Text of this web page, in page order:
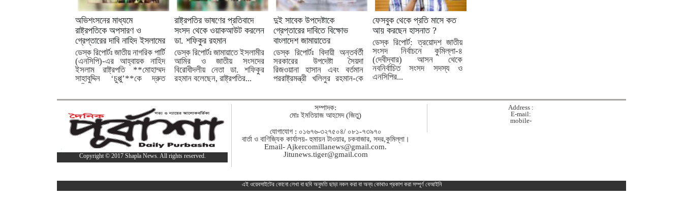
অভিশংসনের মাধ্যমে
রাষ্ট্রপতিকে অপসারণ ও
গ্রেপ্তারের দাবি নাহিদ ইসলামের
ডেস্ক রিপোর্টঃ জাতীয় নাগরিক পার্টি
(এনসিপি)-এর আহ্বায়ক নাহিদ
ইসলাম রাষ্ট্রপতি **মোহাম্মদ
সাহাবুদ্দিন ‘চুপ্পু’**কে দ্রুত
অভিশংসনের...
রাষ্ট্রপতির ভাষণের প্রতিবাদে
সংসদ থেকে ওয়াকআউট করলেন
ডা. শফিকুর রহমান
ডেস্ক রিপোর্টঃ জামায়াতে ইসলামীর
আমির ও জাতীয় সংসদের
বিরোধীদলীয় নেতা ডা. শফিকুর
রহমান বলেছেন, রাষ্ট্রপতির...
দুই সাবেক উপদেষ্টাকে
গ্রেপ্তারের দাবিতে বিক্ষোভ
বাংলাদেশ জামায়াতের
ডেস্ক রিপোর্টঃ বিদায়ী অন্তর্বর্তী
সরকারের উপদেষ্টা সৈয়দা
রিজওয়ানা হাসান এবং বর্তমান
পররাষ্ট্রমন্ত্রী খলিলুর রহমান-কে
ফেসবুক থেকে প্রতি মাসে কত
আয় করছেন হাসনাত ?
ডেস্ক রিপোর্ট: ত্রয়োদশ জাতীয়
সংসদ নির্বাচনে কুমিল্লা-৪
(দেবীদ্বার) আসন থেকে
নবনির্বাচিত সংসদ সদস্য ও
এনসিপির...
ব্রাহ্মণবাড়িয়ায় লুডু খেলাকে কেন্দ্র
স্বামীর অক্ষত মরদেহ
Copyright © 2017 Shapla News. All rights reserved.
সম্পাদক:
মোঃ ইমতিয়াজ আহমেদ (জিতু)
যোগাযোগ : ০১৬৭৬-৩২৭৫০৪/ ০৮১-৭৩৯৭০
বার্তা ও বাণিজ্যিক কার্যালয়- হুমায়ন টাওয়ার, চকবাজার, সদর,কুমিল্লা।
Email- Ajkercomillanews@gmail.com.
Jitunews.tiger@gmail.com
Address :
E-mail:
mobile-
এই ওয়েবসাইটের কোনো লেখা বা ছবি অনুমতি ছাড়া নকল করা বা অন্য কোথাও প্রকাশ করা সম্পূর্ণ বেআইনি